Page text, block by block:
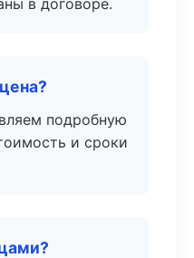
в договоре.
подробную
и сроки